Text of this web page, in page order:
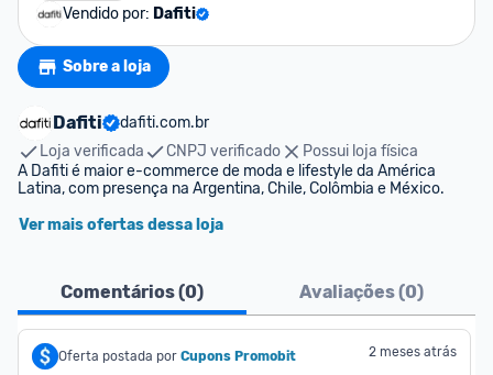
Vendido por: Dafiti
Sobre a loja
Dafiti
dafiti.com.br
Loja verificada
CNPJ verificado
Possui loja física
A Dafiti é maior e-commerce de moda e lifestyle da América
Latina, com presença na Argentina, Chile, Colômbia e México.
Ver mais ofertas dessa loja
Comentários (0) Avaliações (0)
Oferta postada por Cupons Promobit 2 meses atrás